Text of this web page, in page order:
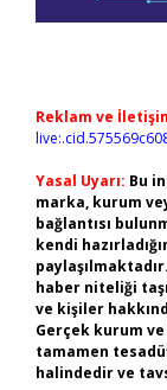
Reklam ve
Yasal Uyarı: Bu
marka, kurum
bağlantısı
kendi
haber niteliği
ve kişiler
Gerçek kurum
tamamen
halindedir ve